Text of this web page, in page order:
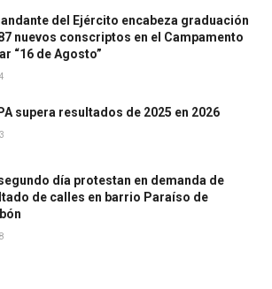
del Ejército encabeza graduación
nuevos conscriptos en el Campamento
“16 de Agosto”
supera resultados de 2025 en 2026
día protestan en demanda de
de calles en barrio Paraíso de